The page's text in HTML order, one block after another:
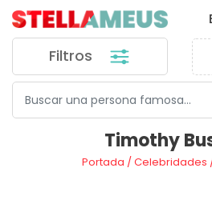
Filtros
Timothy
Portada /Celebridades